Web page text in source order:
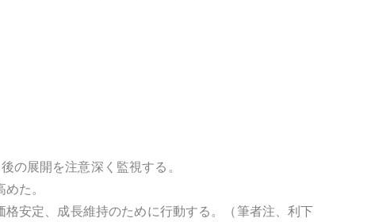
の展開を注意深く監視する。
た。
安定、成長維持のために行動する。（筆者注、利下